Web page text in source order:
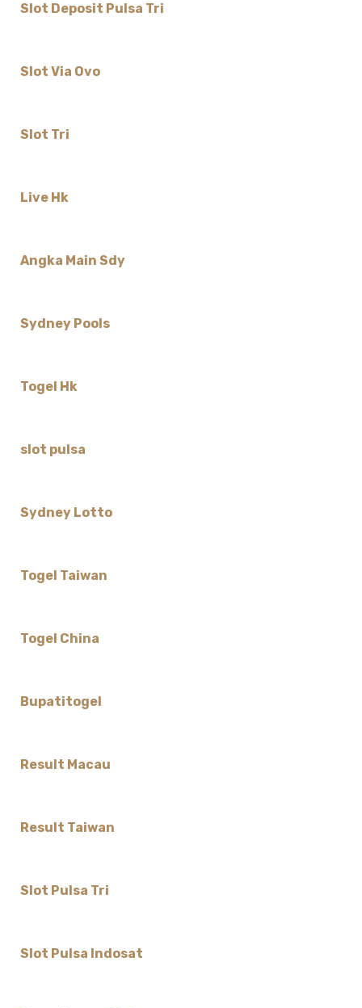
Slot Deposit Pulsa Tri
Slot Via Ovo
Slot Tri
Live Hk
Angka Main Sdy
Sydney Pools
Togel Hk
slot pulsa
Sydney Lotto
Togel Taiwan
Togel China
Bupatitogel
Result Macau
Result Taiwan
Slot Pulsa Tri
Slot Pulsa Indosat